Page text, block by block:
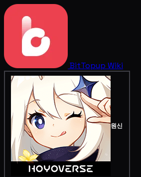
BitTopup Wiki
원신